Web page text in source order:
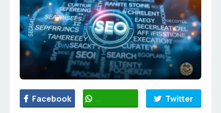
Facebook WhatsApp Twitter